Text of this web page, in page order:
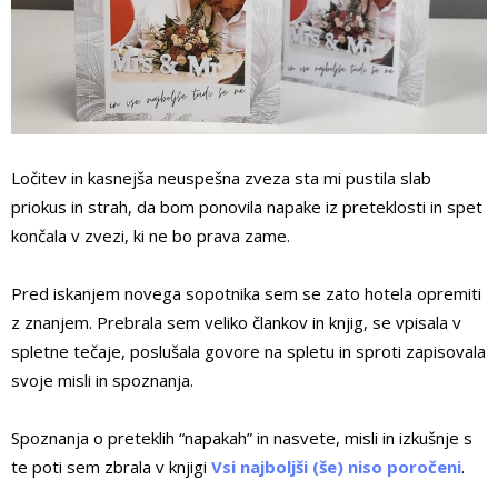
Ločitev in kasnejša neuspešna zveza sta mi pustila slab
priokus in strah, da bom ponovila napake iz preteklosti in spet
končala v zvezi, ki ne bo prava zame.
Pred iskanjem novega sopotnika sem se zato hotela opremiti
z znanjem. Prebrala sem veliko člankov in knjig, se vpisala v
spletne tečaje, poslušala govore na spletu in sproti zapisovala
svoje misli in spoznanja.
Spoznanja o preteklih “napakah” in nasvete, misli in izkušnje s
te poti sem zbrala v knjigi Vsi najboljši (še) niso poročeni.